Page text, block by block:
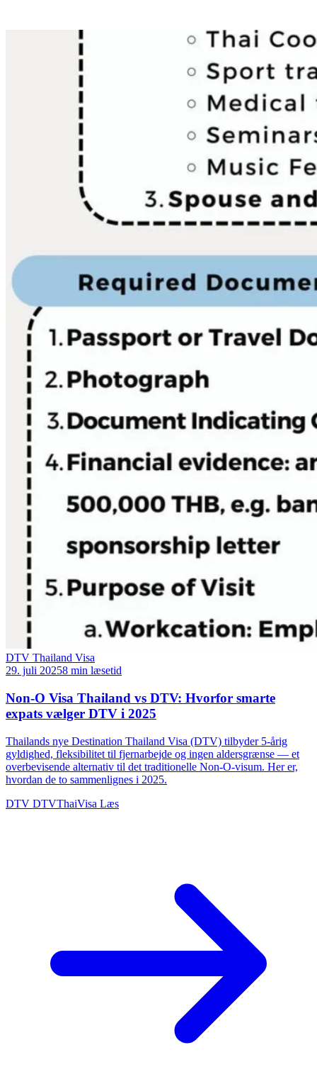
DTV Thailand Visa
29. juli 20258 min læsetid
Non-O Visa Thailand vs DTV: Hvorfor smarte
expats vælger DTV i 2025
Thailands nye Destination Thailand Visa (DTV) tilbyder 5-årig
gyldighed, fleksibilitet til fjernarbejde og ingen aldersgrænse — et
overbevisende alternativ til det traditionelle Non-O-visum. Her er,
hvordan de to sammenlignes i 2025.
DTV DTVThaiVisa Læs